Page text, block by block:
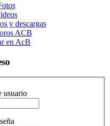
y descargas
ACB
en AcB
usuario